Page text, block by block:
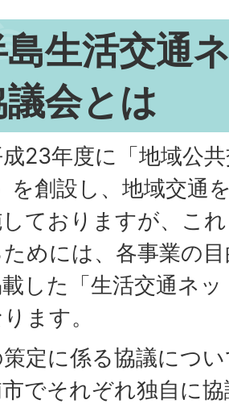
生活交通
会とは
23年度に「地域公
を創設し、地域交通
ておりますが、こ
めには、各事業の
した「生活交通ネ
ます。
定に係る協議につ
でそれぞれ独自に